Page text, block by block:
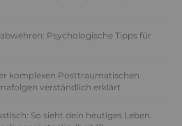
Psychologische Tipps für
komplexen Posttraumatischen
verständlich erklärt
So sieht dein heutiges Leben